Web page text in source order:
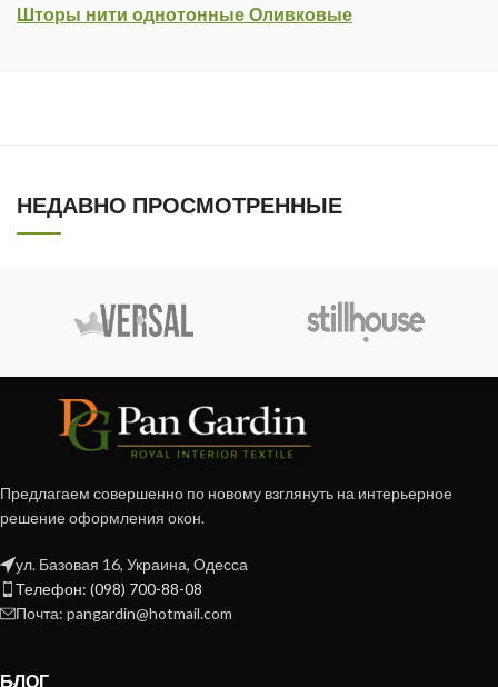
Шторы нити однотонные Оливковые
НЕДАВНО ПРОСМОТРЕННЫЕ
Предлагаем совершенно по новому взглянуть на интерьерное
решение оформления окон.
ул. Базовая 16, Украина, Одесса
Телефон: (098) 700-88-08
Почта: pangardin@hotmail.com